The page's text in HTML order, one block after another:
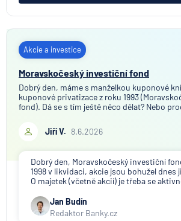
Akcie a investice
Moravskočeský investiční fond
Dobrý den, máme s manželkou kuponové
kuponové privatizace z roku 1993
fond). Dá se s tím ještě něco dělat? Nebo
Jiří V. 8.6.2026
Dobrý den, Moravskočeský investiční
1998 v likvidaci, akcie jsou bohužel dnes
O majetek (včetně akcií) je třeba se
Jan Budín
Redaktor Banky.cz